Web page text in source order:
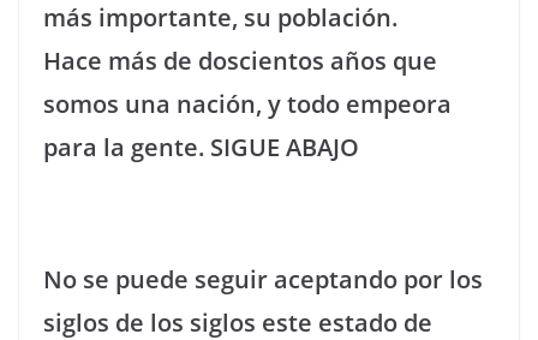
más importante, su población.
Hace más de doscientos años que
somos una nación, y todo empeora
para la gente. SIGUE ABAJO
No se puede seguir aceptando por los
siglos de los siglos este estado de